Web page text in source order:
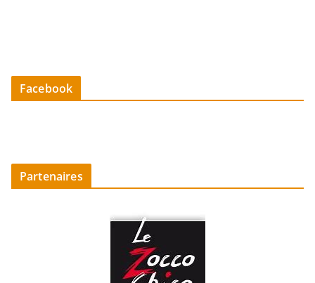
Facebook
Partenaires